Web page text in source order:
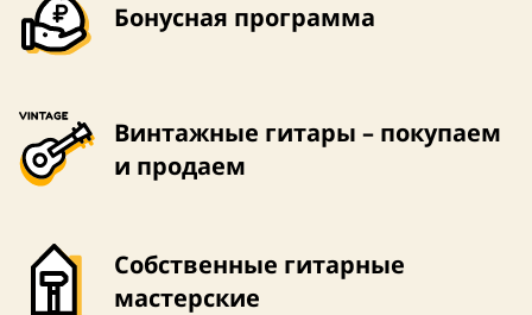
Бонусная программа
Винтажные гитары – покупаем
и продаем
Собственные гитарные
мастерские